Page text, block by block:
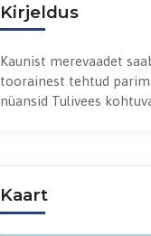
Kirjeldus
Kaunist merevaadet
toorainest tehtud
nüansid Tulivees
Kaart